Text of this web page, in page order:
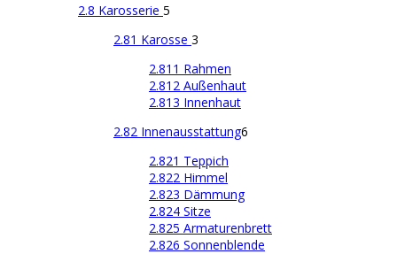
2.8 Karosserie 5
2.81 Karosse 3
2.811 Rahmen
2.812 Außenhaut
2.813 Innenhaut
2.82 Innenausstattung6
2.821 Teppich
2.822 Himmel
2.823 Dämmung
2.824 Sitze
2.825 Armaturenbrett
2.826 Sonnenblende